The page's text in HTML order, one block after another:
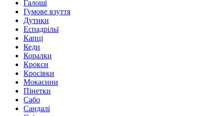
Галоші
Гумове взуття
Дутики
Еспадрільї
Капці
Кеди
Коралки
Крокси
Кросівки
Мокасини
Пінетки
Сабо
Сандалі